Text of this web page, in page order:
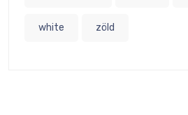
white zöld